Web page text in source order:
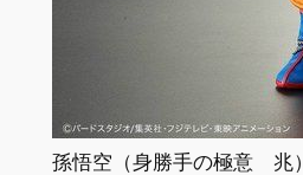
孫悟空（身勝手の極意 兆）